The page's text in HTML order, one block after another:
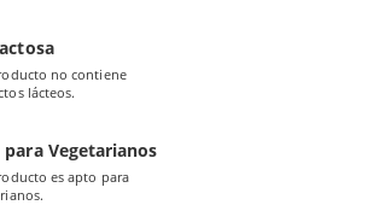
no contiene
lácteos.
Vegetarianos
es apto para